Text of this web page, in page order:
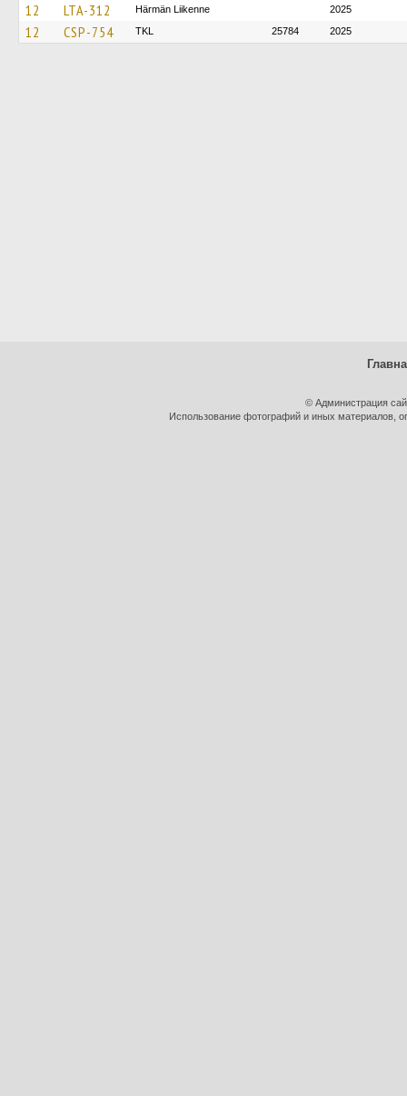
12 LTA-312 Härmän Liikenne 2025
12 CSP-754 TKL 25784 2025
© Администрация
Использование фотографий и иных материалов,